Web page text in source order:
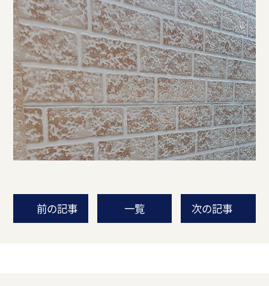
前の記事 一覧 次の記事